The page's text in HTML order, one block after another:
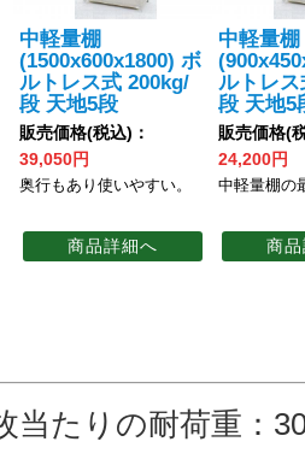
中軽量棚
(1500x600x1800) ボ
ルトレス式 200kg/
段 天地5段
販売価格(税込)：
39,050円
奥行もあり使いやすい。
商品詳細へ
中軽量棚
ルトレ
段 天地5
販売価格(
24,200円
中軽量棚の
商
当たりの耐荷重：